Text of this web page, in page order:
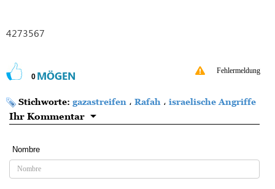
4273567
0 MÖGEN Fehlermeldung
Stichworte: gazastreifen ، Rafah ، israelische Angriffe
Ihr Kommentar
Nombre